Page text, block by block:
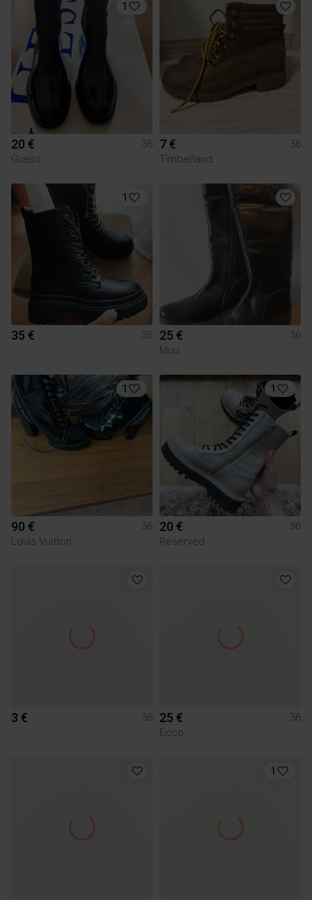
1
20 €
36
Guess
7 €
36
Timberland
1
35 € 36 25 €
36
Muu
1
90 €
36
Louis Vuitton
1
20 €
36
Reserved
3 € 36 25 €
36
Ecco
1